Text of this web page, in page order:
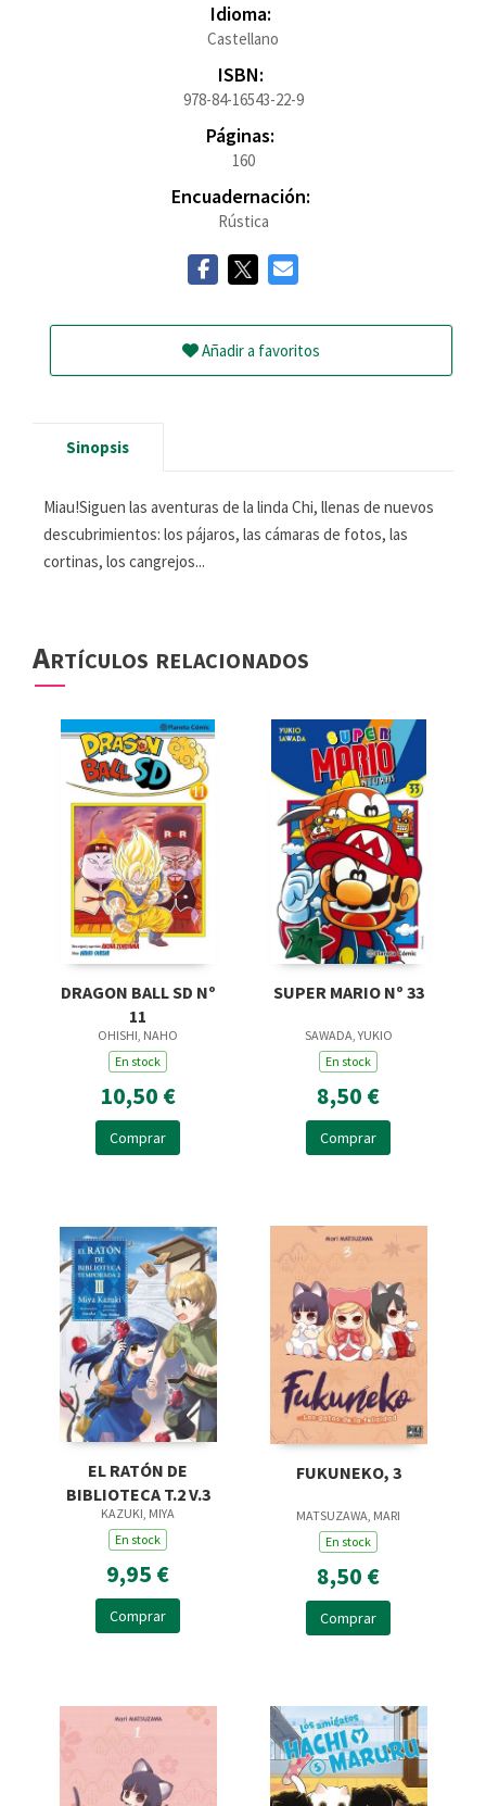
Idioma:
Castellano
ISBN:
978-84-16543-22-9
Páginas:
160
Encuadernación:
Rústica
Añadir a favoritos
Sinopsis
Miau!Siguen las aventuras de la linda Chi, llenas de nuevos
descubrimientos: los pájaros, las cámaras de fotos, las
cortinas, los cangrejos...
Artículos relacionados
DRAGON BALL SD Nº
11
OHISHI, NAHO
En stock
10,50 €
Comprar
SUPER MARIO Nº 33
SAWADA, YUKIO
En stock
8,50 €
Comprar
EL RATÓN DE
BIBLIOTECA T.2 V.3
KAZUKI, MIYA
En stock
9,95 €
Comprar
FUKUNEKO, 3
MATSUZAWA, MARI
En stock
8,50 €
Comprar